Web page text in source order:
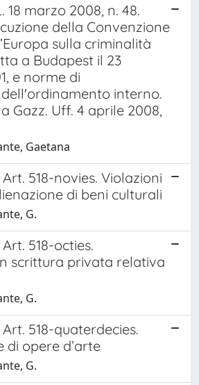
18 marzo 2008, n. 48.
della Convenzione
sulla criminalità
a Budapest il 23
e norme di
interno.
Gazz. Uff. 4 aprile 2008,
Gaetana
518-novies. Violazioni
di beni culturali
G.
518-octies.
scrittura privata relativa
G.
518-quaterdecies.
opere d’arte
G.